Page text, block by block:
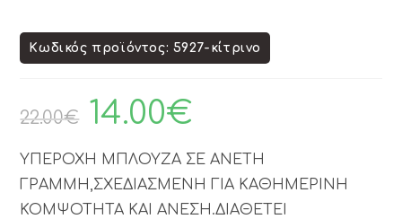
Κωδικός προϊόντος: 5927-κίτρινο
22.00€ 14.00€
ΥΠΕΡΟΧΗ ΜΠΛΟΥΖΑ ΣΕ ΑΝΕΤΗ
ΓΡΑΜΜΗ,ΣΧΕΔΙΑΣΜΕΝΗ ΓΙΑ ΚΑΘΗΜΕΡΙΝΗ
ΚΟΜΨΟΤΗΤΑ ΚΑΙ ΑΝΕΣΗ.ΔΙΑΘΕΤΕΙ